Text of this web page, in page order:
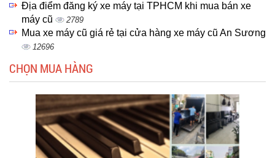
Địa điểm đăng ký xe máy tại TPHCM khi mua bán xe
máy cũ
2789
Mua xe máy cũ giá rẻ tại cửa hàng xe máy cũ An Sương
12696
CHỌN MUA HÀNG